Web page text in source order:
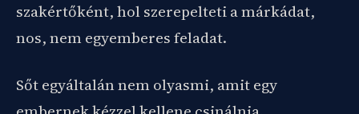
szakértőként, hol szerepelteti a márkádat,
nos, nem egyemberes feladat.
Sőt egyáltalán nem olyasmi, amit egy